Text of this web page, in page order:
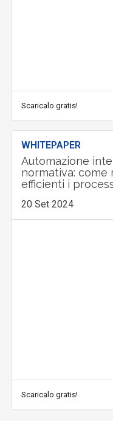
Scaricalo gratis!
WHITEPAPER
Automazione
normativa: come
efficienti i
20 Set 2024
Scaricalo gratis!